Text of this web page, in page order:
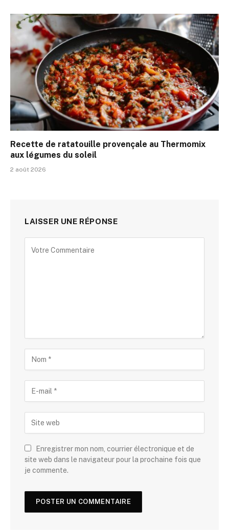
Recette de ratatouille provençale au Thermomix
aux légumes du soleil
2 août 2026
LAISSER UNE RÉPONSE
Enregistrer mon nom, courrier électronique et de
site web dans le navigateur pour la prochaine fois que
je commente.